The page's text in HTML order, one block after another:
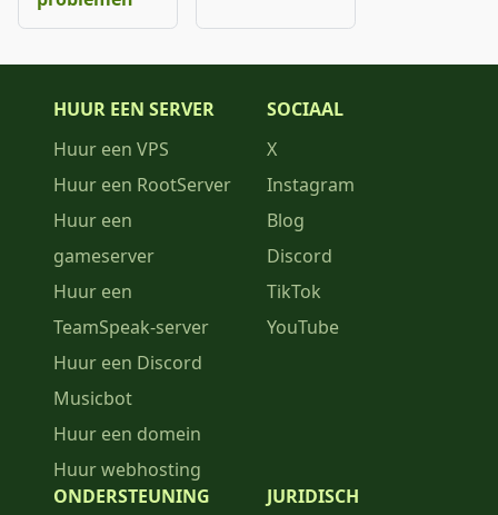
HUUR EEN SERVER
Huur een VPS
Huur een RootServer
Huur een
gameserver
Huur een
TeamSpeak-server
Huur een Discord
Musicbot
Huur een domein
Huur webhosting
SOCIAAL
X
Instagram
Blog
Discord
TikTok
YouTube
ONDERSTEUNING JURIDISCH